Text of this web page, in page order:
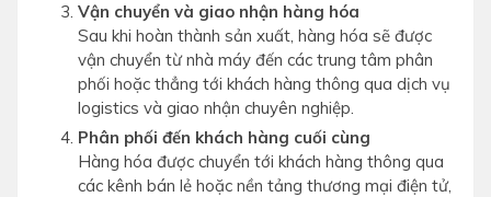
Vận chuyển và giao nhận hàng hóa
Sau khi hoàn thành sản xuất, hàng hóa sẽ được
vận chuyển từ nhà máy đến các trung tâm phân
phối hoặc thẳng tới khách hàng thông qua dịch vụ
logistics và giao nhận chuyên nghiệp.
Phân phối đến khách hàng cuối cùng
Hàng hóa được chuyển tới khách hàng thông qua
các kênh bán lẻ hoặc nền tảng thương mại điện tử,